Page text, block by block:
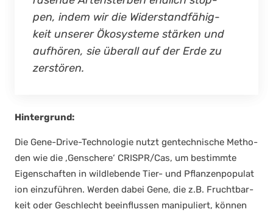
pen, indem wir die Wider­stand­fä­hig­
keit unse­rer Öko­sys­te­me stär­ken und
auf­hö­ren, sie über­all auf der Erde zu
zer­stö­ren.
Hin­ter­grund:
Die Gene-Dri­ve-Tech­no­lo­gie nutzt gen­tech­ni­sche Metho­
den wie die ‚Gen­sche­re‘ CRISPR/Cas, um bestimm­te
Eigen­schaf­ten in wild­le­ben­de Tier- und Pflan­zen­po­pu­la­t
i­on ein­zu­füh­ren. Wer­den dabei Gene, die z.B. Frucht­bar­
keit oder Geschlecht beein­flus­sen mani­pu­liert, kön­nen